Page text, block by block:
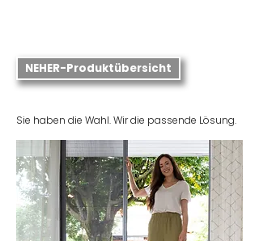
NEHER-Produktübersicht
Sie haben die Wahl. Wir die passende Lösung.